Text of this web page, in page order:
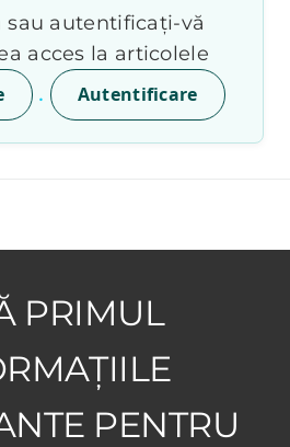
sau autentificați-vă
acces la articolele
. Autentificare
PRIMUL
PENTRU